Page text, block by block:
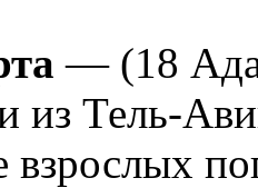
— (18
из Тель-
взрослых